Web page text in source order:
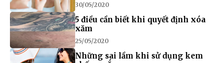
30/05/2020
5 điều cần biết khi quyết định xóa
xăm
25/05/2020
Những sai lầm khi sử dụng kem